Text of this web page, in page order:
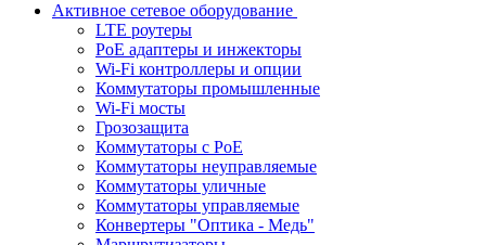
Активное сетевое оборудование
LTE роутеры
PoE адаптеры и инжекторы
Wi-Fi контроллеры и опции
Коммутаторы промышленные
Wi-Fi мосты
Грозозащита
Коммутаторы c PoE
Коммутаторы неуправляемые
Коммутаторы уличные
Коммутаторы управляемые
Конвертеры "Оптика - Медь"